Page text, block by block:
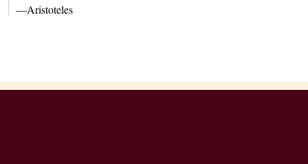
—Aristoteles